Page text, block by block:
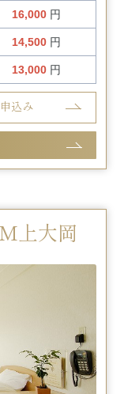
16,000 円
14,500 円
13,000 円
込み
上大岡